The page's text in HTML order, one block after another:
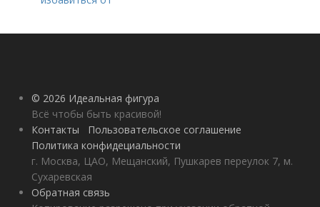
косметологические
© 2026 Идеальная фигура
Всё чтобы быть красивой!
Контакты
Пользовательское соглашение
Политика конфидециальности
г. Москва, ЦАО, Мещанский, Пушкарев переулок 7, м.
Сухаревская
Обратная связь